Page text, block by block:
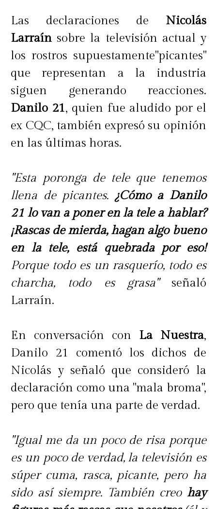
Las declaraciones de Nicolás
Larraín sobre la televisión actual y
los rostros supuestamente"picantes"
que representan a la industria
siguen generando reacciones.
Danilo 21, quien fue aludido por el
ex CQC, también expresó su opinión
en las últimas horas.
"Esta poronga de tele que tenemos
llena de picantes. ¿Cómo a Danilo
21 lo van a poner en la tele a hablar?
¡Rascas de mierda, hagan algo bueno
en la tele, está quebrada por eso!
Porque todo es un rasquerío, todo es
charcha, todo es grasa"señaló
Larraín.
En conversación con La Nuestra,
Danilo 21 comentó los dichos de
Nicolás y señaló que consideró la
declaración como una "mala broma",
pero que tenía una parte de verdad.
"Igual me da un poco de risa porque
es un poco de verdad, la televisión es
súper cuma, rasca, picante, pero ha
sido así siempre. También creo hay